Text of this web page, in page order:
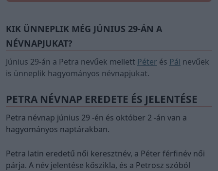
KIK ÜNNEPLIK MÉG JÚNIUS 29-ÁN A
NÉVNAPJUKAT?
Június 29-án a Petra nevűek mellett Péter és Pál nevűek
is ünneplik hagyományos névnapjukat.
PETRA NÉVNAP EREDETE ÉS JELENTÉSE
Petra névnap június 29 -én és október 2 -án van a
hagyományos naptárakban.
Petra latin eredetű női keresztnév, a Péter férfinév női
párja. A név jelentése kőszikla, és a Petrosz szóból